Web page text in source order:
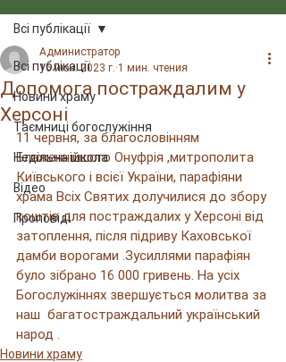
Всі публікації
Новини храму
Таємниці богослужіння
Недільна школа
Відео
Проповіді
Всі публікації
Допомога постраждалим у
Херсоні
Администратор
16 июн. 2023 г. 1 мин. чтения
11 червня, за благословінням
Блаженнійшого Онуфрія ,митрополита
Київського і всієї України, парафіяни
храма Всіх Святих долучилися до збору
коштів для постраждалих у Херсоні від
затоплення, після підриву Каховської
дамби ворогами .Зусиллями парафіян
було зібрано 16 000 гривень. На усіх
Богослужіннях звершується молитва за
наш  багатостраждальний український
народ .
Новини храму